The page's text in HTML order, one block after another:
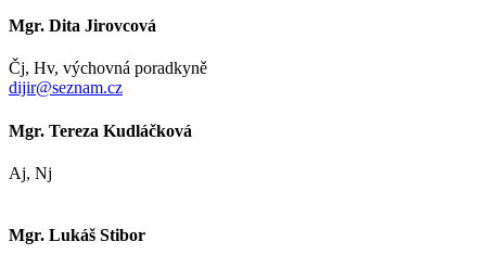
Mgr. Dita Jirovcová
Čj, Hv, výchovná poradkyně
dijir@seznam.cz
Mgr. Tereza Kudláčková
Aj, Nj
Mgr. Lukáš Stibor